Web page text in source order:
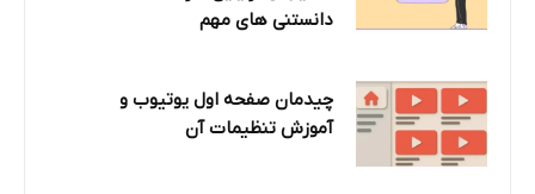
دانستنی های مهم
چیدمان صفحه اول یوتیوب و
آموزش تنظیمات آن